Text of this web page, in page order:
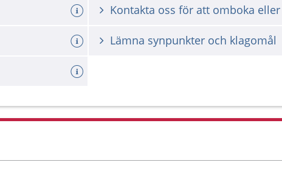
Lämna synpunkter och klagomål